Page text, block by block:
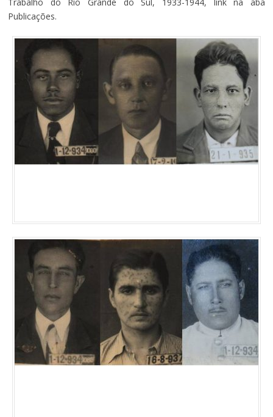
Publicações.